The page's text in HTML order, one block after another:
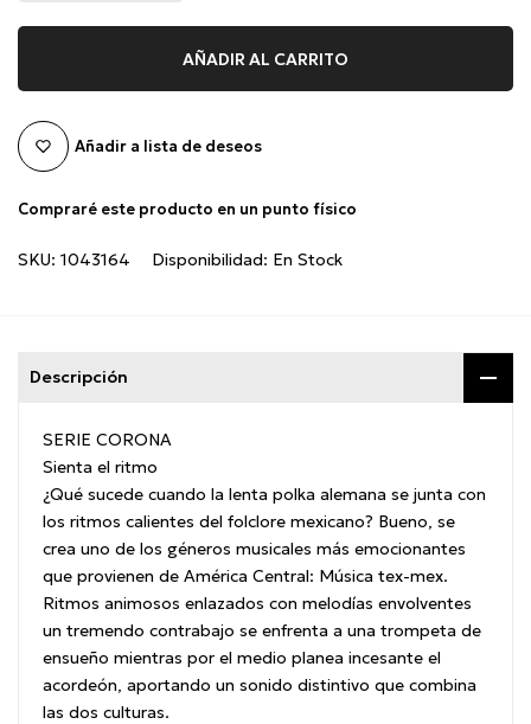
AÑADIR AL CARRITO
Añadir a lista de deseos
Compraré este producto en un punto físico
SKU: 1043164 Disponibilidad: En Stock
Descripción
SERIE CORONA
Sienta el ritmo
¿Qué sucede cuando la lenta polka alemana se junta con
los ritmos calientes del folclore mexicano? Bueno, se
crea uno de los géneros musicales más emocionantes
que provienen de América Central: Música tex-mex.
Ritmos animosos enlazados con melodías envolventes
un tremendo contrabajo se enfrenta a una trompeta de
ensueño mientras por el medio planea incesante el
acordeón, aportando un sonido distintivo que combina
las dos culturas.